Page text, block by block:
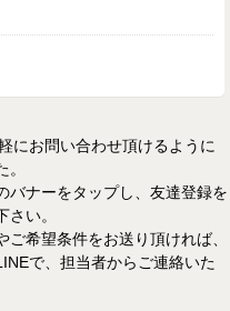
にお問い合わせ頂けるように
バナーをタップし、友達登録を
さい。
ご希望条件をお送り頂ければ、
で、担当者からご連絡いた